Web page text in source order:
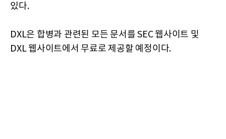
있다.
DXL은 합병과 관련된 모든 문서를 SEC 웹사이트 및
DXL 웹사이트에서 무료로 제공할 예정이다.